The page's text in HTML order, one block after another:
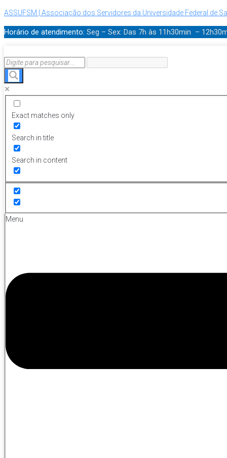
ASSUFSM | Associação dos Servidores da Universidade Federal de
Horário de atendimento: Seg – Sex: Das 7h às 11h30min –
Exact matches only
Search in title
Search in content
Menu